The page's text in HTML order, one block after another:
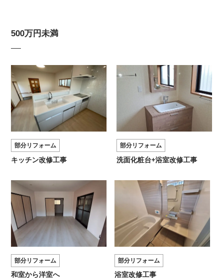
500万円未満
部分リフォーム
キッチン改修工事
部分リフォーム
洗面化粧台+浴室改修工事
部分リフォーム
和室から洋室へ
部分リフォーム
浴室改修工事